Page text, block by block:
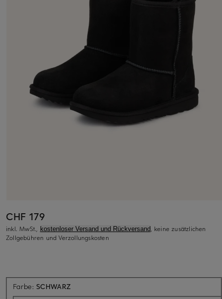
CHF 179
inkl. MwSt., kostenloser Versand und Rückversand, keine zusätzlichen
Zollgebühren und Verzollungskosten
Farbe: SCHWARZ